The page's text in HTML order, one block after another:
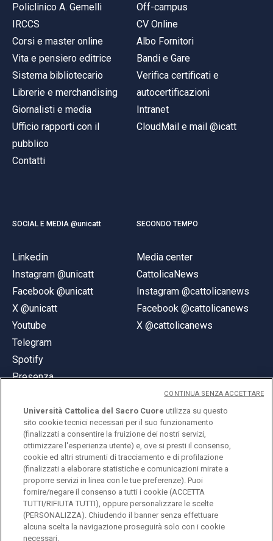
Policlinico A. Gemelli
IRCCS
Corsi e master online
Vita e pensiero editrice
Sistema bibliotecario
Librerie e merchandising
Giornalisti e media
Ufficio rapporti con il
pubblico
Contatti
Off-campus
CV Online
Albo Fornitori
Bandi e Gare
Verifica certificati e
autocertificazioni
Intranet
CloudMail e mail @icatt
SOCIAL E MEDIA @unicatt
Linkedin
Instagram @unicatt
Facebook @unicatt
X @unicatt
Youtube
Telegram
Spotify
Presenza
SECONDO TEMPO
Media center
CattolicaNews
Instagram @cattolicanews
Facebook @cattolicanews
X @cattolicanews
© Università Cattolica del Sacro Cuore
Largo A. Gemelli 1, 20123 Milano
PI 02133120150
ENGLISH
Università Cattolica del Sacro Cuore utilizza su questo
sito cookie tecnici necessari per il suo funzionamento
(finalizzati a consentire la fruizione dei nostri servizi,
ottimizzare l'esperienza utente) e, ove si presti il consenso,
cookie ed altri strumenti di tracciamento e di profilazione
(finalizzati a elaborare statistiche e comunicazioni mirate a
proporre servizi in linea con le tue preferenze). Puoi
fornire/negare il consenso a tutti i cookie (ACCETTA
TUTTI/RIFIUTA TUTTI), oppure personalizzare le scelte
(PERSONALIZZA). Chiudendo il banner senza effettuare
alcuna scelta la navigazione proseguirà solo con i cookie
necessari.
CONTINUA SENZA ACCETTARE